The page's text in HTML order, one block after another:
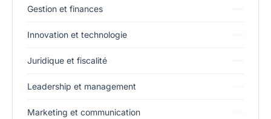
Gestion et finances
Innovation et technologie
Juridique et fiscalité
Leadership et management
Marketing et communication